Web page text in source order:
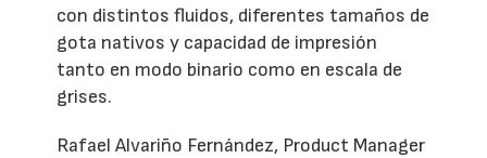
con distintos fluidos, diferentes tamaños de
gota nativos y capacidad de impresión
tanto en modo binario como en escala de
grises.
Rafael Alvariño Fernández, Product Manager